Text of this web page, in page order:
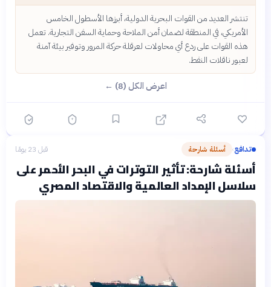
تنتشر العديد من القوات البحرية الدولية، أبرزها الأسطول الخامس
الأمريكي، في المنطقة لضمان أمن الملاحة وحماية السفن التجارية. تعمل
هذه القوات على ردع أي محاولات لعرقلة حركة المرور وتوفير بيئة آمنة
لعبور ناقلات النفط.
اعرض الكل (8) ←
تدافع› أسئلة شارحة قبل 23 يومًا
أسئلة شارحة: تأثير التوترات في البحر الأحمر على
سلاسل الإمداد العالمية والاقتصاد المصري